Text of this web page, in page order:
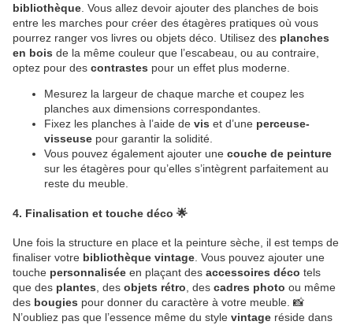
bibliothèque . Vous allez devoir ajouter des planches de bois
entre les marches pour créer des étagères pratiques où vous
pourrez ranger vos livres ou objets déco. Utilisez des planches
en bois de la même couleur que l’escabeau, ou au contraire,
optez pour des contrastes pour un effet plus moderne.
Mesurez la largeur de chaque marche et coupez les
planches aux dimensions correspondantes.
Fixez les planches à l’aide de vis et d’une perceuse-
visseuse pour garantir la solidité.
Vous pouvez également ajouter une couche de peinture
sur les étagères pour qu’elles s’intègrent parfaitement au
reste du meuble.
4. Finalisation et touche déco 🌟
Une fois la structure en place et la peinture sèche, il est temps de
finaliser votre bibliothèque vintage . Vous pouvez ajouter une
touche personnalisée en plaçant des accessoires déco tels
que des plantes , des objets rétro , des cadres photo ou même
des bougies pour donner du caractère à votre meuble. 📸
N’oubliez pas que l’essence même du style vintage réside dans